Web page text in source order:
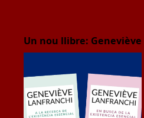
Un nou llibre: